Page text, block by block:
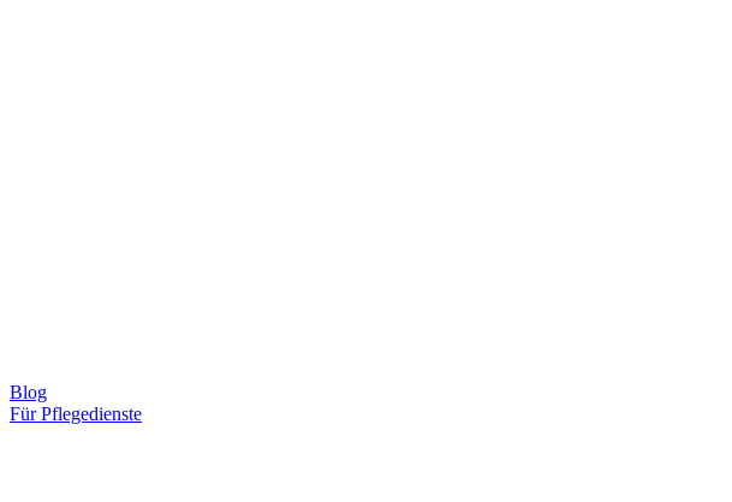
Blog
Für Pflegedienste